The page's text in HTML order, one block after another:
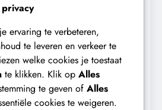
de Grens van Ceuta:
ervaring te verbeteren,
te leveren en verkeer te
welke cookies je toestaat
te klikken. Klik op Alles
te geven of Alles
cookies te weigeren.